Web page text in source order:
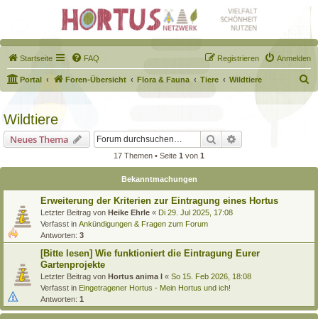
Startseite FAQ Anmelden
Registrieren
Portal Foren-Übersicht Flora & Fauna Tiere Wildtiere
u
Wildtiere
Neues Thema Suche
17 Themen • Seite 1 von 1
Bekanntmachungen
Erweiterung der Kriterien zur Eintragung eines Hortus
Letzter Beitrag von Heike Ehrle « Di 29. Jul 2025, 17:08
Verfasst in Ankündigungen & Fragen zum Forum
Antworten: 3
[Bitte lesen] Wie funktioniert die Eintragung Eurer
Gartenprojekte
Letzter Beitrag von Hortus anima l « So 15. Feb 2026, 18:08
Verfasst in Eingetragener Hortus - Mein Hortus und ich!
Antworten: 1